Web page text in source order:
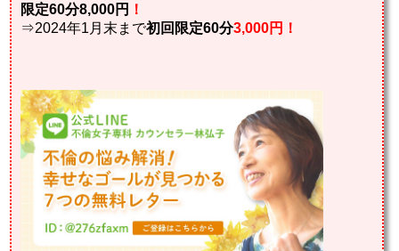
限定60分8,000円 ！
⇒2024年1月末まで初回限定60分3,000円！